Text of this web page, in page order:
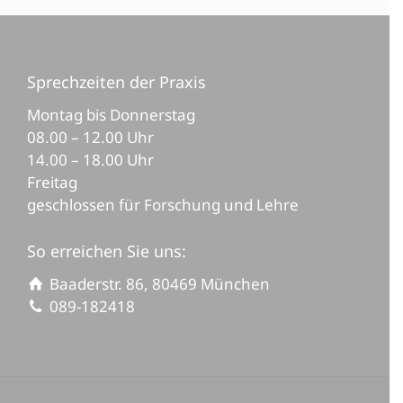
Sprechzeiten der Praxis
Montag bis Donnerstag
08.00 – 12.00 Uhr
14.00 – 18.00 Uhr
Freitag
geschlossen für Forschung und Lehre
So erreichen Sie uns:
Baaderstr. 86, 80469 München
089-182418